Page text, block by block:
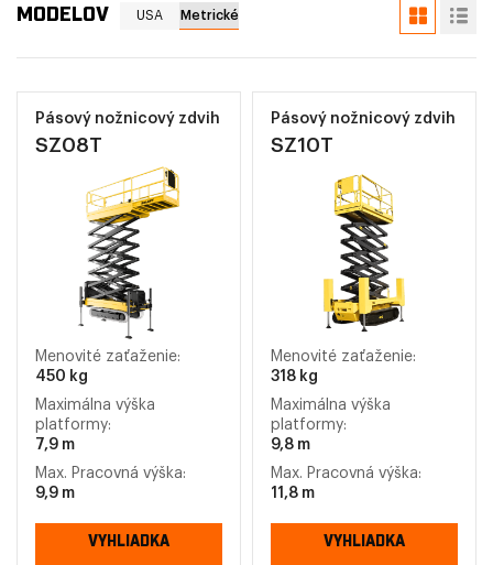
MODELOV USA Metrické
Pásový nožnicový zdvih
SZ08T
Menovité zaťaženie:
450 kg
Maximálna výška
platformy:
7,9 m
Max. Pracovná výška:
9,9 m
VYHLIADKA
Pásový nožnicový zdvih
SZ10T
Menovité zaťaženie:
318 kg
Maximálna výška
platformy:
9,8 m
Max. Pracovná výška:
11,8 m
VYHLIADKA